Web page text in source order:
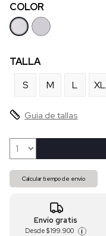
COLOR
TALLA
S
M L XL
Guia de tallas
Calcular tiempo de envío
Envío gratis
Desde $ 199.900 i